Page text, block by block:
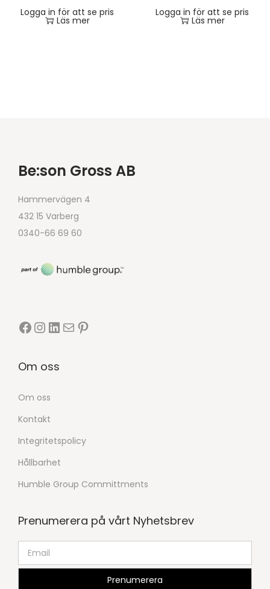
Logga in för att se pris
Läs mer
Logga in för att se pris
Läs mer
Be:son Gross AB
Hammervägen 4
432 15 Varberg
0340-66 69 60
Om oss
Om oss
Kontakt
Integritetspolicy
Hållbarhet
Humble Group Committments
Prenumerera på vårt Nyhetsbrev